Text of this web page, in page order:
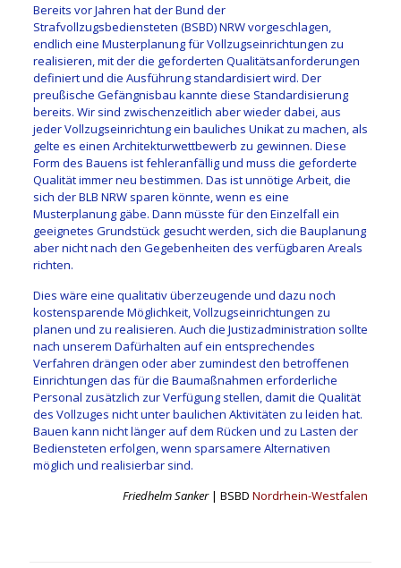
Bereits vor Jahren hat der Bund der
Strafvollzugsbediensteten (BSBD) NRW vorgeschlagen,
endlich eine Musterplanung für Vollzugseinrichtungen zu
realisieren, mit der die geforderten Qualitätsanforderungen
definiert und die Ausführung standardisiert wird. Der
preußische Gefängnisbau kannte diese Standardisierung
bereits. Wir sind zwischenzeitlich aber wieder dabei, aus
jeder Vollzugseinrichtung ein bauliches Unikat zu machen, als
gelte es einen Architekturwettbewerb zu gewinnen. Diese
Form des Bauens ist fehleranfällig und muss die geforderte
Qualität immer neu bestimmen. Das ist unnötige Arbeit, die
sich der BLB NRW sparen könnte, wenn es eine
Musterplanung gäbe. Dann müsste für den Einzelfall ein
geeignetes Grundstück gesucht werden, sich die Bauplanung
aber nicht nach den Gegebenheiten des verfügbaren Areals
richten.
Dies wäre eine qualitativ überzeugende und dazu noch
kostensparende Möglichkeit, Vollzugseinrichtungen zu
planen und zu realisieren. Auch die Justizadministration sollte
nach unserem Dafürhalten auf ein entsprechendes
Verfahren drängen oder aber zumindest den betroffenen
Einrichtungen das für die Baumaßnahmen erforderliche
Personal zusätzlich zur Verfügung stellen, damit die Qualität
des Vollzuges nicht unter baulichen Aktivitäten zu leiden hat.
Bauen kann nicht länger auf dem Rücken und zu Lasten der
Bediensteten erfolgen, wenn sparsamere Alternativen
möglich und realisierbar sind.
Friedhelm Sanker| BSBDNordrhein-Westfalen